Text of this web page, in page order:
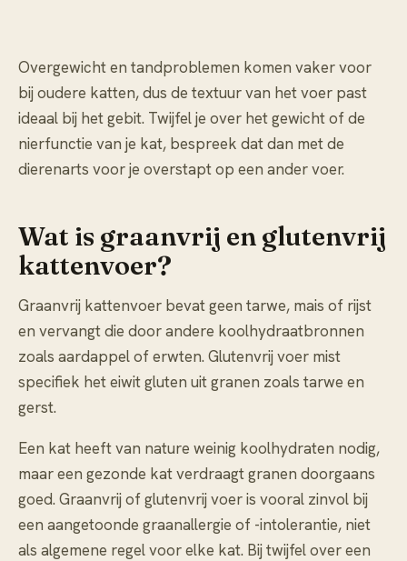
Overgewicht en tandproblemen komen vaker voor
bij oudere katten, dus de textuur van het voer past
ideaal bij het gebit. Twijfel je over het gewicht of de
nierfunctie van je kat, bespreek dat dan met de
dierenarts voor je overstapt op een ander voer.
Wat is graanvrij en glutenvrij
kattenvoer?
Graanvrij kattenvoer bevat geen tarwe, mais of rijst
en vervangt die door andere koolhydraatbronnen
zoals aardappel of erwten. Glutenvrij voer mist
specifiek het eiwit gluten uit granen zoals tarwe en
gerst.
Een kat heeft van nature weinig koolhydraten nodig,
maar een gezonde kat verdraagt granen doorgaans
goed. Graanvrij of glutenvrij voer is vooral zinvol bij
een aangetoonde graanallergie of -intolerantie, niet
als algemene regel voor elke kat. Bij twijfel over een